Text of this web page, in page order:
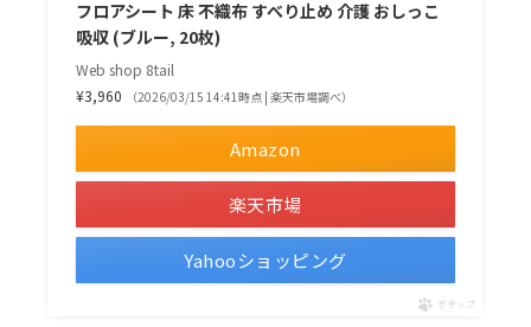
フロアシート 床 不織布 すべり止め 介護 おしっこ
吸収 (ブルー, 20枚)
Web shop 8tail
¥3,960
（2026/03/15 14:41時点 | 楽天市場調べ）
Amazon
楽天市場
Yahooショッピング
ポチップ